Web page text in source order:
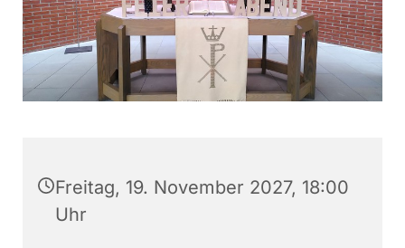
Freitag, 19. November 2027, 18:00
Uhr